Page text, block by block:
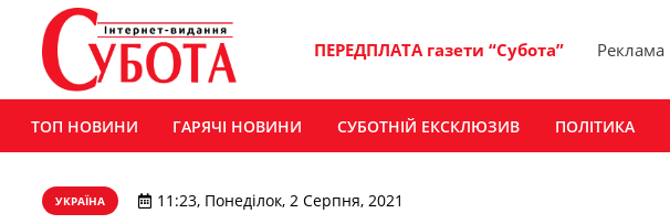
ПЕРЕДПЛАТА газети “Субота” Реклама
ТОП НОВИНИ ГАРЯЧІ НОВИНИ СУБОТНІЙ ЕКСКЛЮЗИВ ПОЛІТИКА
УКРАЇНА 11:23, Понеділок, 2 Серпня, 2021